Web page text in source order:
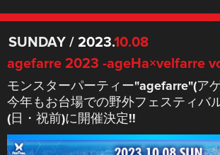
SUNDAY / 2023.10.08
agefarre 2023 -ageHa×velfarre
モンスターパーティー"agefarre"(ア
今年もお台場での野外フェスティバ
(日・祝前)に開催決定!!